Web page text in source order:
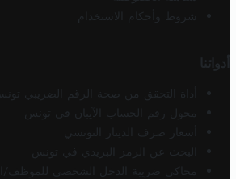
شروط وأحكام الاستخدام
أدواتنا
أداة التحقق من صحة الرقم الضريبي تونس
محول رقم الحساب الآيبان في تونس
أسعار صرف الدينار التونسي
البحث عن الرمز البريدي في تونس
محاكي ضريبة الدخل الشخصي للموظف/